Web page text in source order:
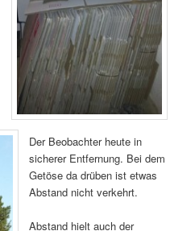
Der Beobachter heute in
sicherer Entfernung. Bei dem
Getöse da drüben ist etwas
Abstand nicht verkehrt.
Abstand hielt auch der